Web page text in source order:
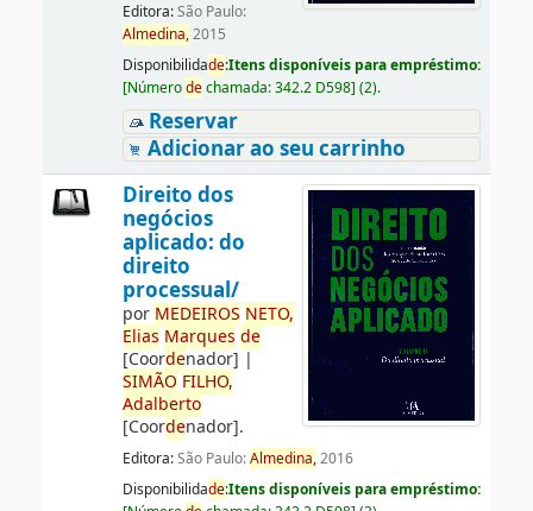
Editora:São Paulo:
Almedina,2015
Disponibilidade:Itens disponíveis para empréstimo:
[Númerodechamada:342.2 D598] (2).
Reservar
Adicionar ao seu carrinho
Direito dos
negócios
aplicado: do
direito
processual/
por MEDEIROS NETO,
Elias Marques de
[Coordenador] |
SIMÃO FILHO,
Adalberto
[Coordenador].
Editora:São Paulo:Almedina,2016
Disponibilidade:Itens disponíveis para empréstimo: